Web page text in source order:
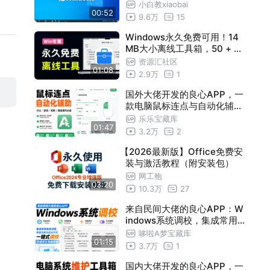
00:52
小白教xiaobai
9.6万
15
01:08
Windows永久免费可用！14
MB大小离线工具箱，50 + 功
能离线免费用，满足日常办公
和电脑使用需求
资源汇社区
2.9万
1
01:47
国外大佬开发的良心APP，一
款电脑鼠标连点与自动化辅助
软件。解决日常办公、游戏或
抢购场景中，需要长时间重复
入流程导致的操作疲劳问题
乐乐宝藏库
3.2万
2
03:20
【2026最新版】Office免费安
装与激活教程（附安装包）
网工狍
10.3万
27
01:15
来自民间大佬的良心APP：W
indows系统调校，集成常用
系统设置、修复功能与优化开
关，实现一键式系统调校与性
哆啦A梦宝藏库
3.7万
1
国内大佬开发的良心APP，一